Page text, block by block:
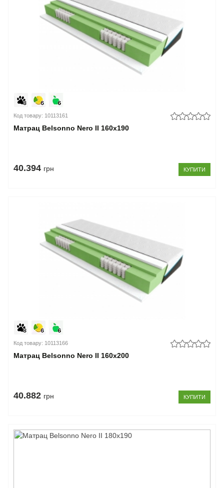
Код товару: 10113161
Матрац Belsonno Nero II 160x190
40.394 грн КУПИТИ
Код товару: 10113166
Матрац Belsonno Nero II 160x200
40.882 грн КУПИТИ